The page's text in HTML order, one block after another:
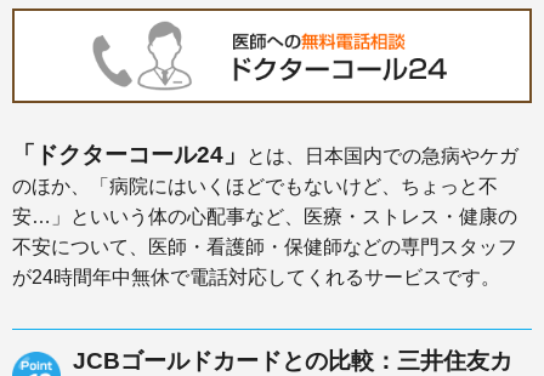
「ドクターコール24」
とは、日本国内での急病やケガ
のほか、「病院にはいくほどでもないけど、ちょっと不
安…」といいう体の心配事など、医療・ストレス・健康の
不安について、医師・看護師・保健師などの専門スタッフ
が24時間年中無休で電話対応してくれるサービスです。
JCBゴールドカードとの比較：三井住友カ